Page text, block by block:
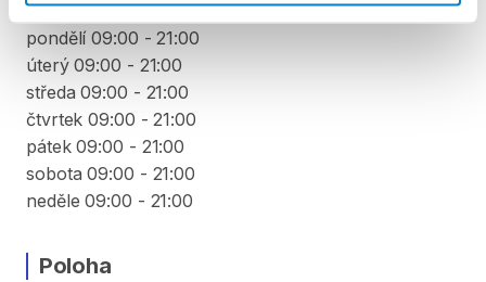
pondělí 09:00 - 21:00
úterý 09:00 - 21:00
středa 09:00 - 21:00
čtvrtek 09:00 - 21:00
pátek 09:00 - 21:00
sobota 09:00 - 21:00
neděle 09:00 - 21:00
Poloha